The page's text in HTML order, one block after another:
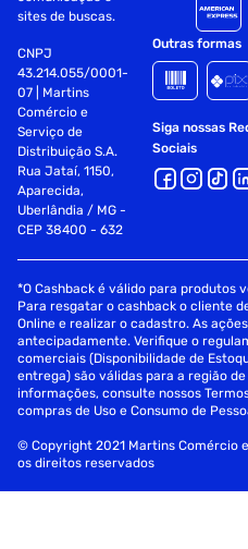
sites de buscas.
CNPJ
43.214.055/0001-
07 | Martins
Comércio e
Serviço de
Distribuição S.A.
Rua Jataí, 1150,
Aparecida,
Uberlândia / MG -
CEP 38400 - 632
Outras formas
Siga nossas
Sociais
*O Cashback é válido para produtos
Para resgatar o cashback o cliente
Online e realizar o cadastro. As
antecipadamente. Verifique o
comerciais (Disponibilidade de
entrega) são válidas para a região
informações, consulte nossos
compras de Uso e Consumo de
© Copyright 2021 Martins Comércio
os direitos reservados